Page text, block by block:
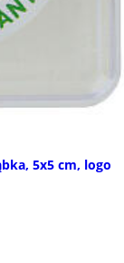
5x5 cm, logo